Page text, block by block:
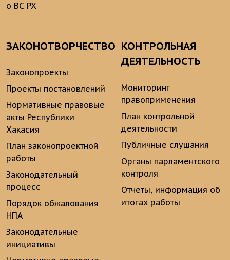
о ВС РХ
ЗАКОНОТВОРЧЕСТВО
Законопроекты
Проекты постановлений
Нормативные правовые
акты Республики
Хакасия
План законопроектной
работы
Законодательный
процесс
Порядок обжалования
НПА
Законодательные
инициативы
КОНТРОЛЬНАЯ
ДЕЯТЕЛЬНОСТЬ
Мониторинг
правоприменения
План контрольной
деятельности
Публичные слушания
Органы парламентского
контроля
Отчеты, информация об
итогах работы